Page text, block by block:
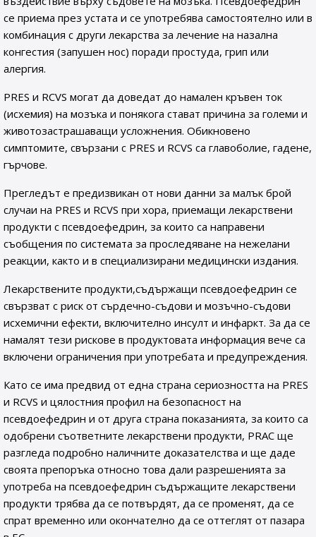
се приема през устата и се употребява самостоятелно или в
комбинация с други лекарства за лечение на назална
конгестия (запушен нос) поради простуда, грип или
алергия.
PRES и RCVS могат да доведат до намален кръвен ток
(исхемия) на мозъка и понякога стават причина за големи и
животозастрашаващи усложнения. Обикновено
симптомите, свързани с PRES и RCVS са главоболие, гадене,
гърчове.
Прегледът е предизвикан от нови данни за малък брой
случаи на PRES и RCVS при хора, приемащи лекарствени
продукти с псевдоефедрин, за които са направени
съобщения по системата за проследяване на нежелани
реакции, както и в специализирани медицински издания.
Лекарствените продукти,съдържащи псевдоефедрин се
свързват с риск от сърдечно-съдови и мозъчно-съдови
исхемични ефекти, включително инсулт и инфаркт. За да се
намалят тези рискове в продуктовата информация вече са
включени ограничения при употребата и предупреждения.
Като се има предвид от една страна сериозността на PRES
и RCVS и цялостния профил на безопасност на
псевдоефедрин и от друга страна показанията, за които са
одобрени съответните лекарствени продукти, PRAC ще
разгледа подробно наличните доказателства и ще даде
своята препоръка относно това дали разрешенията за
употреба на псевдоефедрин съдържащите лекарствени
продукти трябва да се потвърдят, да се променят, да се
спрат временно или окончателно да се оттеглят от пазара